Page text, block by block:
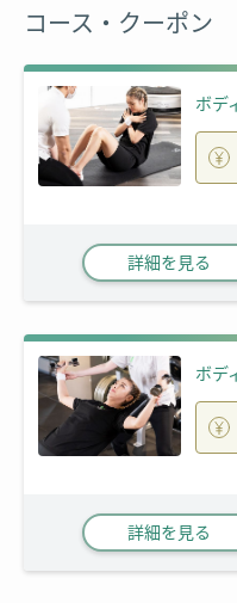
コース・クーポン
ボデ
詳細を見る
ボデ
詳細を見る